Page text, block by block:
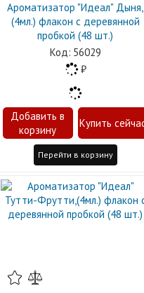
Ароматизатор "Идеал" Дыня,
(4мл.) флакон с деревянной
пробкой (48 шт.)
56029
Перейти в корзину